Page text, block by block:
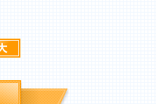
リンク集